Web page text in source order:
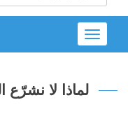
Toggle
navigation
لماذا لا نشرّع